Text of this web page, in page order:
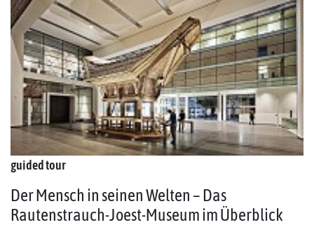
guided tour
Der Mensch in seinen Welten – Das
Rautenstrauch-Joest-Museum im Überblick